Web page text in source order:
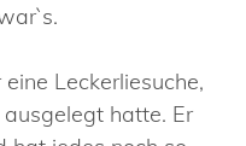
Leckerliesuche,
hatte. Er